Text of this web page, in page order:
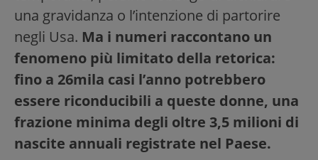
una gravidanza o l’intenzione di partorire
negli Usa. Ma i numeri raccontano un
fenomeno più limitato della retorica:
fino a 26mila casi l’anno potrebbero
essere riconducibili a queste donne, una
frazione minima degli oltre 3,5 milioni di
nascite annuali registrate nel Paese.